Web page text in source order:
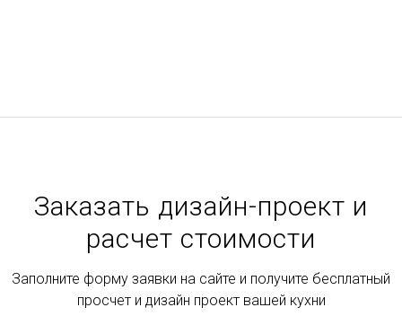
Заказать дизайн-проект и
расчет стоимости
Заполните форму заявки на сайте и получите бесплатный
просчет и дизайн проект вашей кухни